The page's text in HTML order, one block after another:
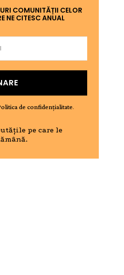
COMUNITĂȚII CELOR
NE CITESC ANUAL
de confidențialitate.
pe care le